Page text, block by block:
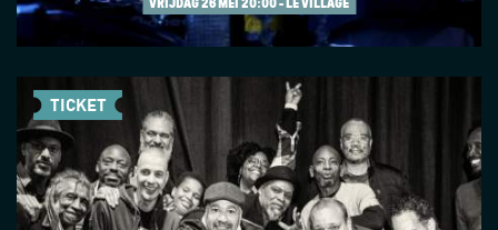
VRIJDAG 26 MEI 20:00 - LE VILLAGE
TICKET